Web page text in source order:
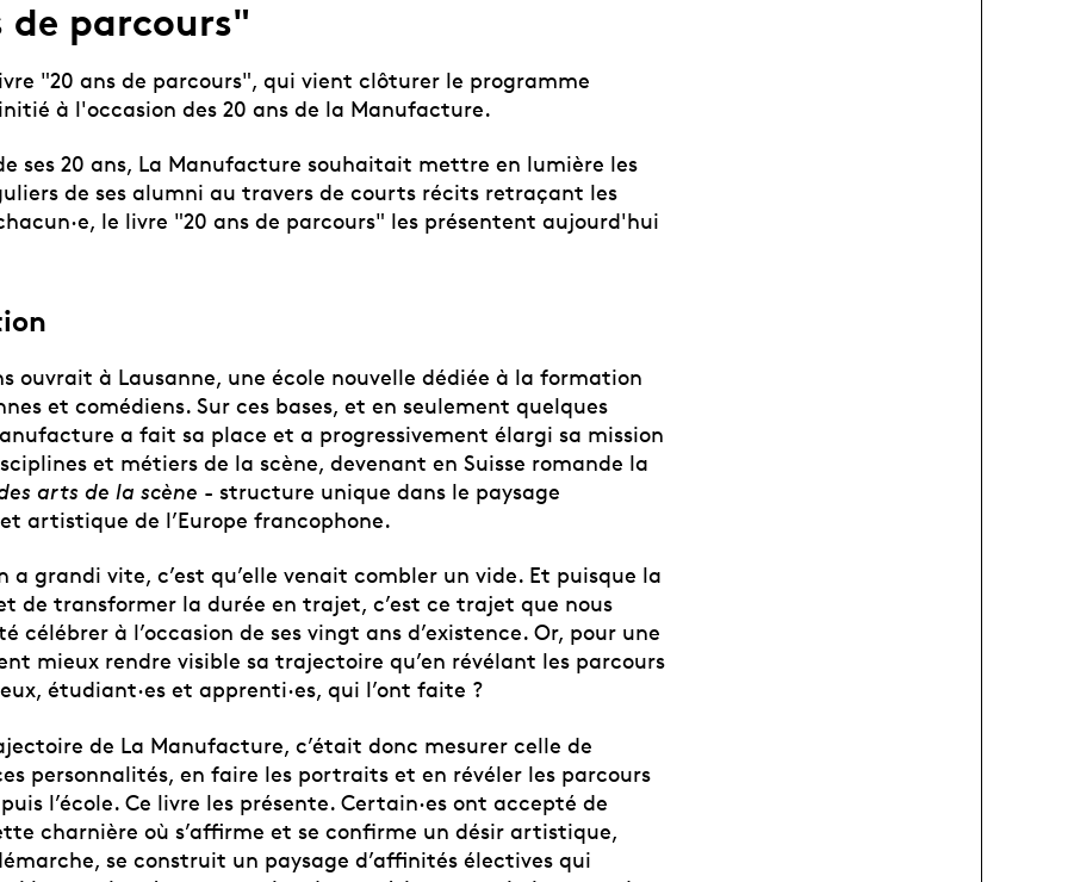
de parcours"
"20 ans de parcours", qui vient clôturer le programme
à l'occasion des 20 ans de la Manufacture.
ses 20 ans, La Manufacture souhaitait mettre en lumière les
de ses alumni au travers de courts récits retraçant les
le livre "20 ans de parcours" les présentent aujourd'hui
ouvrait à Lausanne, une école nouvelle dédiée à la formation
et comédiens. Sur ces bases, et en seulement quelques
a fait sa place et a progressivement élargi sa mission
et métiers de la scène, devenant en Suisse romande la
arts de la scène - structure unique dans le paysage
artistique de l’Europe francophone.
a grandi vite, c’est qu’elle venait combler un vide. Et puisque la
de transformer la durée en trajet, c’est ce trajet que nous
célébrer à l’occasion de ses vingt ans d’existence. Or, pour une
mieux rendre visible sa trajectoire qu’en révélant les parcours
étudiant·es et apprenti·es, qui l’ont faite ?
de La Manufacture, c’était donc mesurer celle de
personnalités, en faire les portraits et en révéler les parcours
l’école. Ce livre les présente. Certain·es ont accepté de
charnière où s’affirme et se confirme un désir artistique,
se construit un paysage d’affinités électives qui